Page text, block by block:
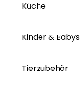
Küche
Kinder & Babys
Tierzubehör